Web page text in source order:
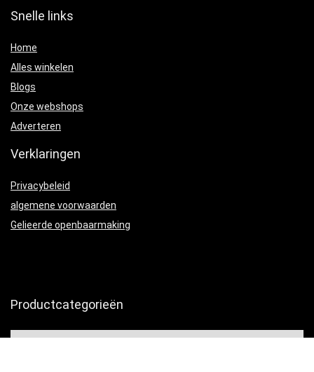
Snelle links
Home
Alles winkelen
Blogs
Onze webshops
Adverteren
Verklaringen
Privacybeleid
algemene voorwaarden
Gelieerde openbaarmaking
Productcategorieën